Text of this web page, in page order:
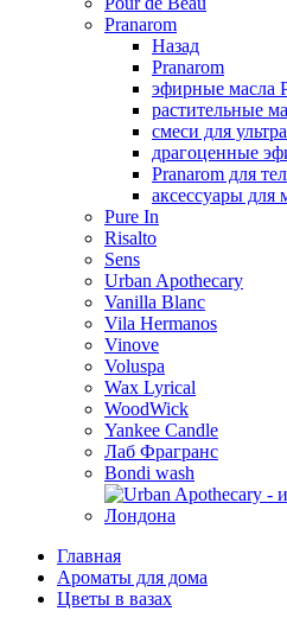
Pranarom
Назад
Pranarom
эфирные масла
растительные
смеси для
драгоценные
Pranarom для
аксессуары для
Pure In
Risalto
Sens
Urban Apothecary
Vanilla Blanc
Vila Hermanos
Vinove
Voluspa
Wax Lyrical
WoodWick
Yankee Candle
Лаб Фрагранс
Bondi wash
Главная
Ароматы для дома
Цветы в вазах